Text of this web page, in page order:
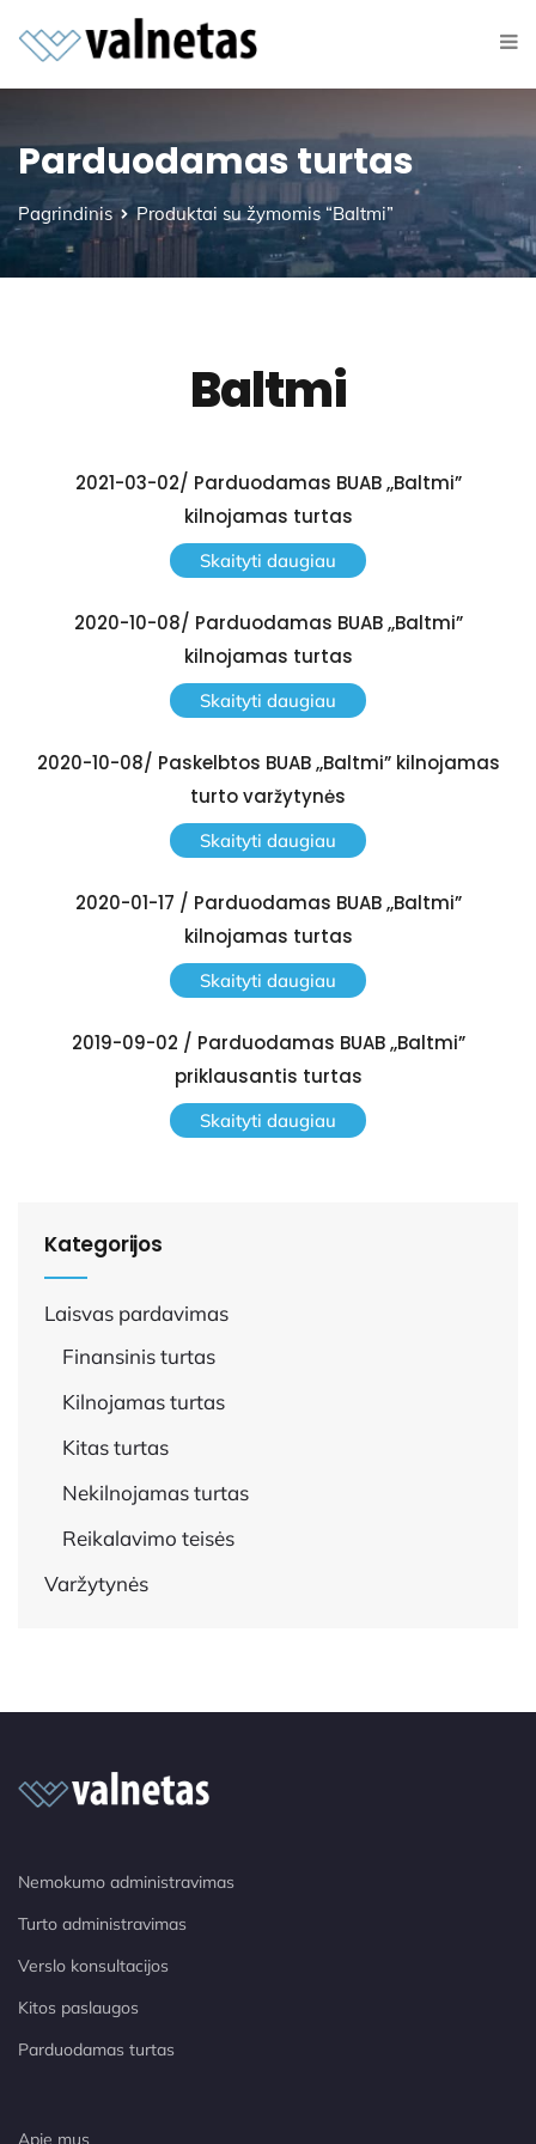
Parduodamas turtas
Pagrindinis Produktai su žymomis “Baltmi”
Baltmi
2021-03-02/ Parduodamas BUAB ,,Baltmi”
kilnojamas turtas
Skaityti daugiau
2020-10-08/ Parduodamas BUAB ,,Baltmi”
kilnojamas turtas
Skaityti daugiau
2020-10-08/ Paskelbtos BUAB ,,Baltmi” kilnojamas
turto varžytynės
Skaityti daugiau
2020-01-17 / Parduodamas BUAB ,,Baltmi”
kilnojamas turtas
Skaityti daugiau
2019-09-02 / Parduodamas BUAB ,,Baltmi”
priklausantis turtas
Skaityti daugiau
Kategorijos
Laisvas pardavimas
Finansinis turtas
Kilnojamas turtas
Kitas turtas
Nekilnojamas turtas
Reikalavimo teisės
Varžytynės
Nemokumo administravimas
Turto administravimas
Verslo konsultacijos
Kitos paslaugos
Parduodamas turtas
Apie mus